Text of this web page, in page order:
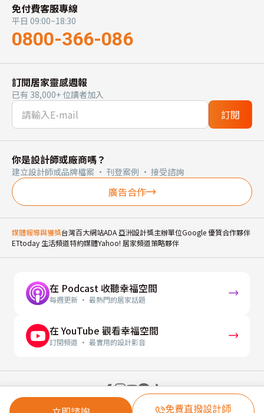
免費直撥設計師
免付費客服專線
平日 09:00~18:30
0800-366-086
訂閱居家靈感週報
已有 38,000+ 位讀者加入
訂閱
你是設計師或廠商嗎？
建立設計師或品牌檔案 · 刊登案例 · 接受諮詢
廣告合作
媒體報導與獲獎台灣百大網站ADA 亞洲設計獎主辦單位Google 優質合作夥伴
ETtoday 生活頻道特約媒體Yahoo! 居家頻道策略夥伴
在 Podcast 收聽幸福空間
每週更新 · 最熱門的居家話題
在 YouTube 觀看幸福空間
訂閱頻道 · 最實用的設計影音
© 2026 幸福空間 Gorgeous Space Co., Ltd.